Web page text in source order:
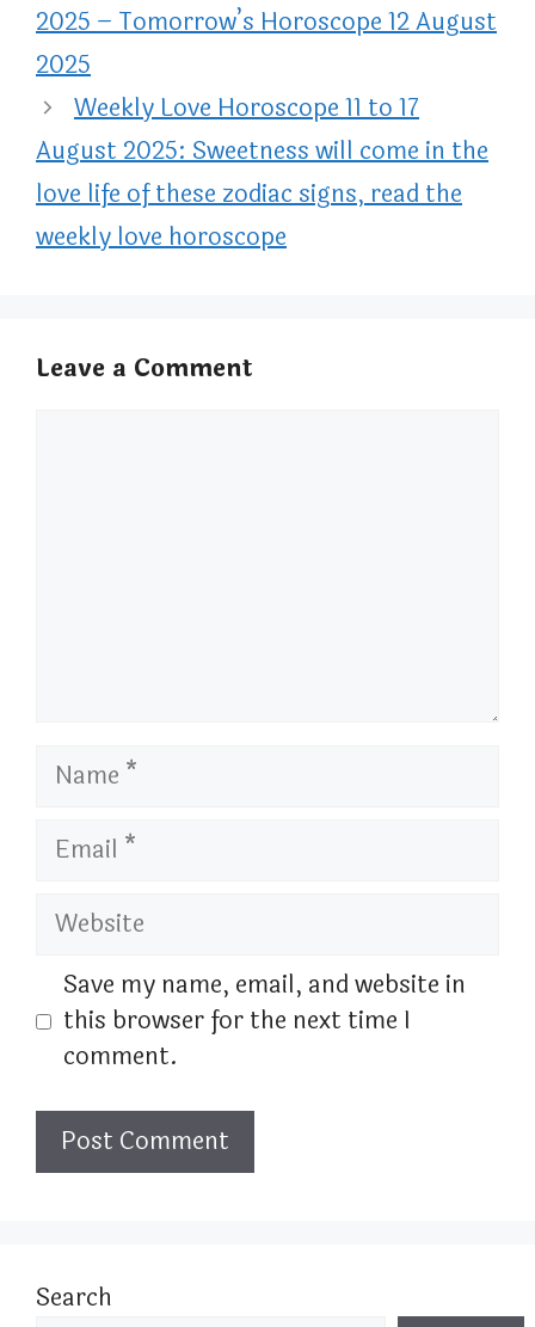
2025 – Tomorrow’s Horoscope 12 August
2025
Weekly Love Horoscope 11 to 17
August 2025: Sweetness will come in the
love life of these zodiac signs, read the
weekly love horoscope
Leave a Comment
Name
Email
Website
Save my name, email, and website in
this browser for the next time I
comment.
Search